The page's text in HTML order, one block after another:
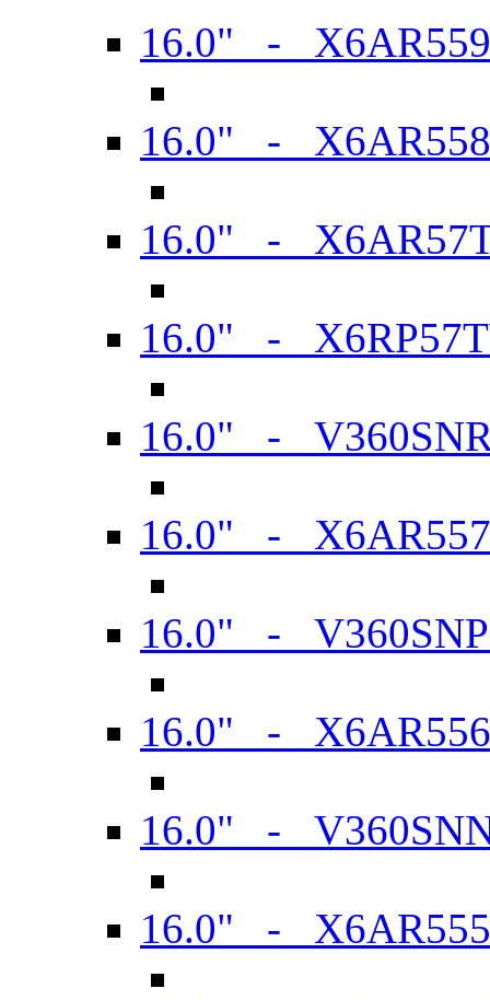
16.0" -
16.0" -
16.0" -
16.0" -
16.0" -
16.0" -
16.0" -
16.0" -
16.0" -
16.0" -